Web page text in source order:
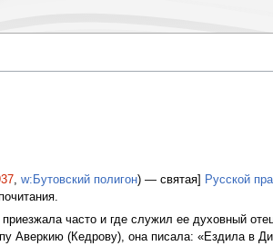
, w:Бутовский полигон) — святая] Русской
часто и где служил ее духовный
Аверкию (Кедрову), она писала: «Ездила в